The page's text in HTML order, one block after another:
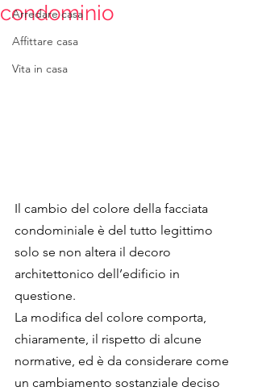
Arredare casa
Affittare casa
Vita in casa
condominio
Il cambio del colore della facciata
condominiale è del tutto legittimo
solo se non altera il decoro
architettonico dell’edificio in
questione.
La modifica del colore comporta,
chiaramente, il rispetto di alcune
normative, ed è da considerare come
un cambiamento sostanziale deciso